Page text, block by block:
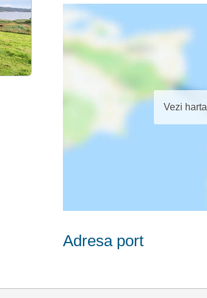
Vezi harta
Adresa port